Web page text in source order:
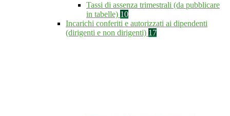
Tassi di assenza trimestrali (da pubblicare
in tabelle) 10
Incarichi conferiti e autorizzati ai dipendenti
(dirigenti e non dirigenti) 17